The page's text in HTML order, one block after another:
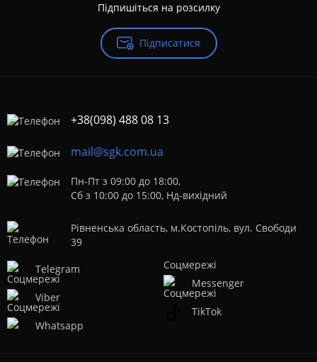
Підпишіться на розсилку
Підписатися
+38(098) 488 08 13
mail@sgk.com.ua
Пн-Пт з 09:00 до 18:00,
Сб з 10:00 до 15:00, Нд-вихідний
Рівненська область, м.Костопіль, вул. Свободи
39
Telegram
Viber
Whatsapp
Messenger
TikTok